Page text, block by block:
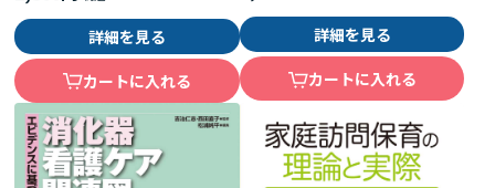
詳細を見る
カートに入れる
詳細を見る
カートに入れる